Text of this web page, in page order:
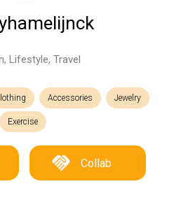
Lifestyle, Travel
Accessories Jewelry
Exercise
Collab